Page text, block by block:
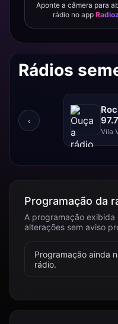
Aponte a câmera para
rádio no app
Rádios
‹
Vila
Programação da
A programação
alterações sem aviso
Programação ainda
rádio.